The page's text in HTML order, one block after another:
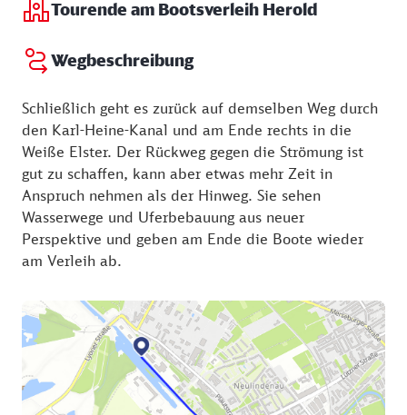
Tourende am Bootsverleih Herold
Wegbeschreibung
Schließlich geht es zurück auf demselben Weg durch
den Karl-Heine-Kanal und am Ende rechts in die
Weiße Elster. Der Rückweg gegen die Strömung ist
gut zu schaffen, kann aber etwas mehr Zeit in
Anspruch nehmen als der Hinweg. Sie sehen
Wasserwege und Uferbebauung aus neuer
Perspektive und geben am Ende die Boote wieder
am Verleih ab.